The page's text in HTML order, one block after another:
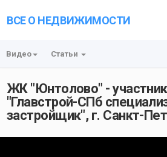
ВСЕ О НЕДВИЖИМОСТИ
Видео Статьи
ЖК "Юнтолово" -
"Главстрой-СПб
застройщик", г. Санкт-